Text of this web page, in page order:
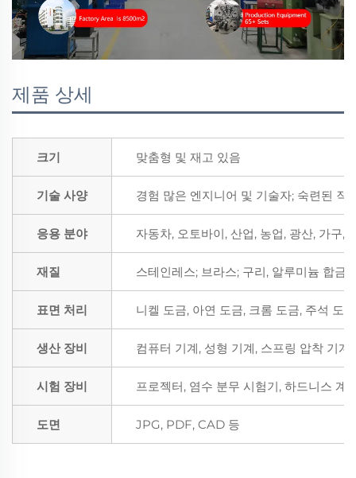
제품 상세
크기 맞춤형 및 재고 있음
기술 사양 경험 많은 엔지니어 및 기술자; 숙련된 작
응용 분야 자동차, 오토바이, 산업, 농업, 광산, 가구,
재질 스테인레스; 브라스; 구리, 알루미늄 합
표면 처리 니켈 도금, 아연 도금, 크롬 도금, 주석 도
생산 장비 컴퓨터 기계, 성형 기계, 스프링 압착 기
시험 장비 프로젝터, 염수 분무 시험기, 하드니스 계,
도면 JPG, PDF, CAD 등